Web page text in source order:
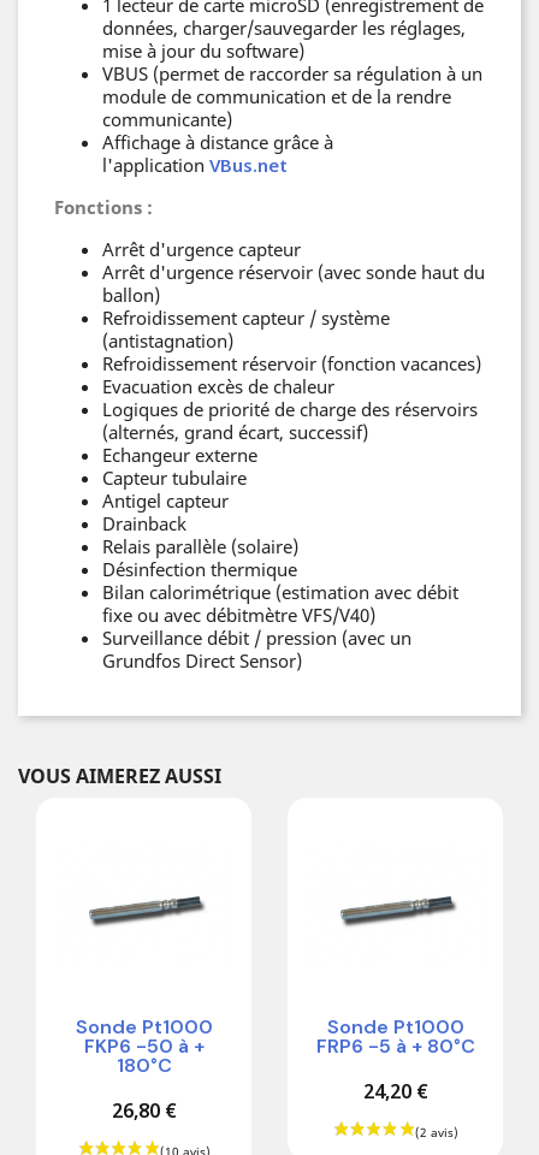
données, charger/sauvegarder les réglages,
mise à jour du software)
VBUS (permet de raccorder sa régulation à un
module de communication et de la rendre
communicante)
Affichage à distance grâce à
l'application VBus.net
Fonctions :
Arrêt d'urgence capteur
Arrêt d'urgence réservoir (avec sonde haut du
ballon)
Refroidissement capteur / système
(antistagnation)
Refroidissement réservoir (fonction vacances)
Evacuation excès de chaleur
Logiques de priorité de charge des réservoirs
(alternés, grand écart, successif)
Echangeur externe
Capteur tubulaire
Antigel capteur
Drainback
Relais parallèle (solaire)
Désinfection thermique
Bilan calorimétrique (estimation avec débit
fixe ou avec débitmètre VFS/V40)
Surveillance débit / pression (avec un
Grundfos Direct Sensor)
VOUS AIMEREZ AUSSI
Sonde Pt1000
FKP6 -50 à +
180°C
26,80 €
Sonde Pt1000
FRP6 -5 à + 80°C
24,20 €